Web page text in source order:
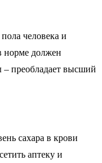
человека и
норме должен
преобладает высший
сахара в крови
аптеку и